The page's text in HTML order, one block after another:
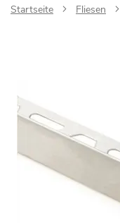
Startseite Fliesen
springen